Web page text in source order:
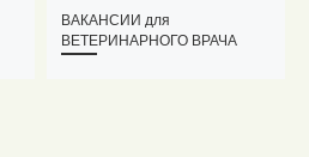
ВАКАНСИИ для
ВЕТЕРИНАРНОГО ВРАЧА